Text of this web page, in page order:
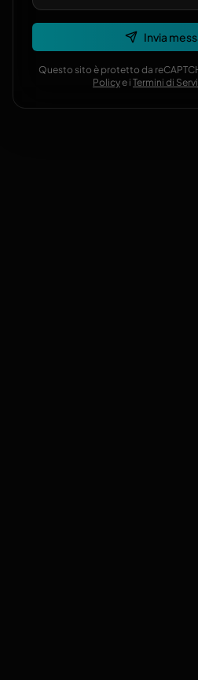
Invia
Questo sito è protetto da
Policye i Termini di